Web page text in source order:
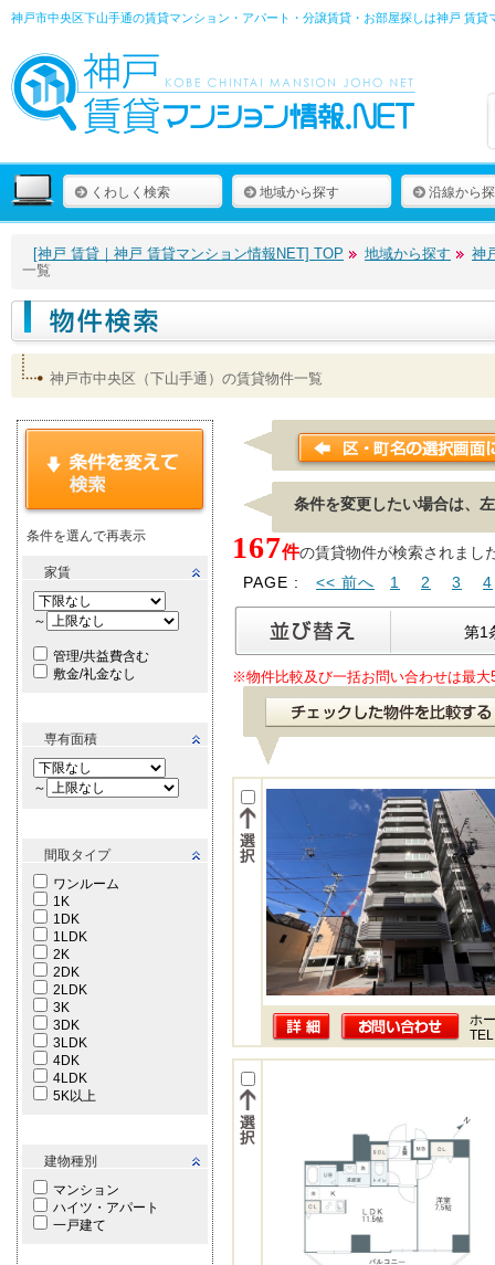
神戸市中央区下山手通の賃貸マンション・アパート・分譲賃貸・お部屋探しは神戸 賃貸
くわしく検索 地域から探す 沿線から
[神戸 賃貸｜神戸 賃貸マンション情報NET] TOP 地域から探す
神
一覧
神戸市中央区（下山手通）の賃貸物件一覧
条件を選んで再表示
家賃
～
管理/共益費含む
敷金/礼金なし
専有面積
～
間取タイプ
ワンルーム
1K
1DK
1LDK
2K
2DK
2LDK
3K
3DK
3LDK
4DK
4LDK
5K以上
建物種別
マンション
ハイツ・アパート
一戸建て
条件を変更したい場合は、
167件の賃貸物件が検索されまし
PAGE :
<< 前へ 1 2 3 4
第1
※物件比較及び一括お問い合わせは最大
ホ